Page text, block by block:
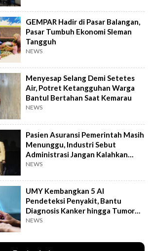
GEMPAR Hadir di Pasar Balangan,
Pasar Tumbuh Ekonomi Sleman
Tangguh
NEWS
Menyesap Selang Demi Setetes
Air, Potret Ketangguhan Warga
Bantul Bertahan Saat Kemarau
NEWS
Pasien Asuransi Pemerintah Masih
Menunggu, Industri Sebut
Administrasi Jangan Kalahkan
Kemanusiaan
NEWS
UMY Kembangkan 5 AI
Pendeteksi Penyakit, Bantu
Diagnosis Kanker hingga Tumor
Otak Lebih Cepat
NEWS